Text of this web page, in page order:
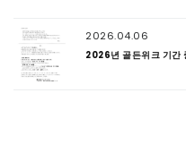
2026.04.06
2026년 골든위크 기간